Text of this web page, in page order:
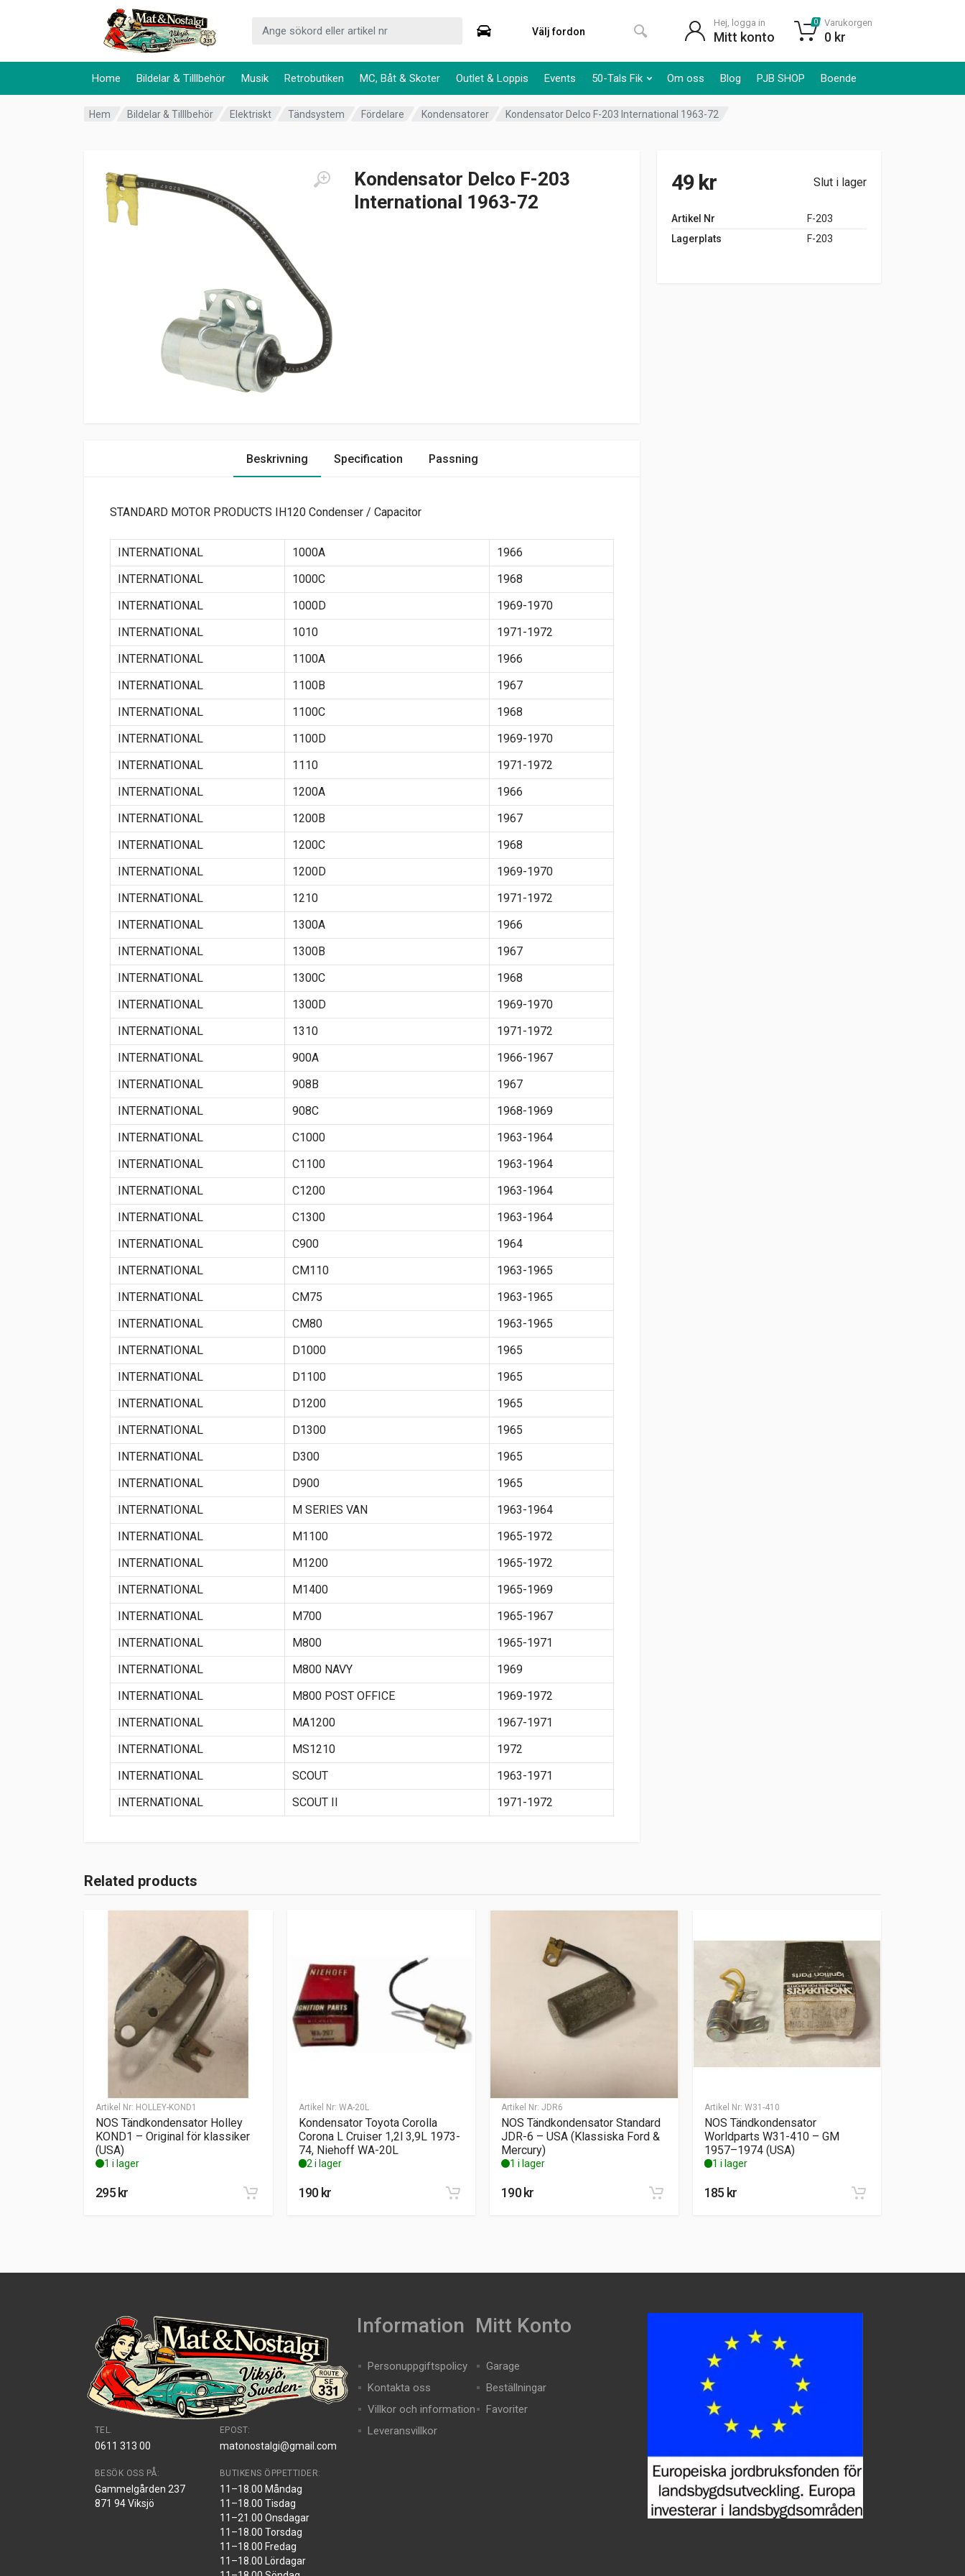
Home Bildelar & Tilllbehör Musik Retrobutiken MC, Båt & Skoter Outlet & Loppis Events 50-Tals Fik Om oss Blog PJB SHOP Boende
Välj fordon
Hej, logga in
Mitt konto
0 Varukorgen
0 kr
Hem Bildelar & Tilllbehör Elektriskt Tändsystem Fördelare Kondensatorer Kondensator Delco F-203 International 1963-72
Kondensator Delco F-203
International 1963-72
49 kr Slut i lager
Artikel Nr
F-203
Lagerplats
F-203
Beskrivning Specification Passning
STANDARD MOTOR PRODUCTS IH120 Condenser / Capacitor
INTERNATIONAL 1000A
1966
INTERNATIONAL
1000C
1968
INTERNATIONAL
1000D
1969-1970
INTERNATIONAL
1010
1971-1972
INTERNATIONAL
1100A
1966
INTERNATIONAL
1100B
1967
INTERNATIONAL
1100C
1968
INTERNATIONAL
1100D
1969-1970
INTERNATIONAL
1110
1971-1972
INTERNATIONAL
1200A
1966
INTERNATIONAL
1200B
1967
INTERNATIONAL
1200C
1968
INTERNATIONAL
1200D
1969-1970
INTERNATIONAL
1210
1971-1972
INTERNATIONAL
1300A
1966
INTERNATIONAL
1300B
1967
INTERNATIONAL
1300C
1968
INTERNATIONAL
1300D
1969-1970
INTERNATIONAL
1310
1971-1972
INTERNATIONAL
900A
1966-1967
INTERNATIONAL
908B
1967
INTERNATIONAL
908C
1968-1969
INTERNATIONAL
C1000
1963-1964
INTERNATIONAL
C1100
1963-1964
INTERNATIONAL
C1200
1963-1964
INTERNATIONAL
C1300
1963-1964
INTERNATIONAL
C900
1964
INTERNATIONAL
CM110
1963-1965
INTERNATIONAL
CM75
1963-1965
INTERNATIONAL
CM80
1963-1965
INTERNATIONAL
D1000
1965
INTERNATIONAL
D1100
1965
INTERNATIONAL
D1200
1965
INTERNATIONAL
D1300
1965
INTERNATIONAL
D300
1965
INTERNATIONAL
D900
1965
INTERNATIONAL
M SERIES VAN
1963-1964
INTERNATIONAL
M1100
1965-1972
INTERNATIONAL
M1200
1965-1972
INTERNATIONAL
M1400
1965-1969
INTERNATIONAL
M700
1965-1967
INTERNATIONAL
M800
1965-1971
INTERNATIONAL
M800 NAVY
1969
INTERNATIONAL
M800 POST OFFICE
1969-1972
INTERNATIONAL
MA1200
1967-1971
INTERNATIONAL
MS1210
1972
INTERNATIONAL
SCOUT
1963-1971
INTERNATIONAL
SCOUT II 1971-1972
Related products
Artikel Nr: HOLLEY-KOND1
NOS Tändkondensator Holley
KOND1 – Original för klassiker
(USA)
1 i lager
295kr
Artikel Nr: WA-20L
Kondensator Toyota Corolla
Corona L Cruiser 1,2l 3,9L 1973-
74, Niehoff WA-20L
2 i lager
190kr
Artikel Nr: JDR6
NOS Tändkondensator Standard
JDR-6 – USA (Klassiska Ford &
Mercury)
1 i lager
190kr
Artikel Nr: W31-410
NOS Tändkondensator
Worldparts W31-410 – GM
1957–1974 (USA)
1 i lager
185 kr
TEL.
0611 313 00
EPOST:
matonostalgi@gmail.com
BESÖK OSS PÅ:
Gammelgården 237
871 94 Viksjö
BUTIKENS ÖPPETTIDER:
11–18.00 Måndag
11–18.00 Tisdag
11–21.00 Onsdagar
11–18.00 Torsdag
11–18.00 Fredag
11–18.00 Lördagar
Information
Personuppgiftspolicy
Kontakta oss
Villkor och information
Leveransvillkor
Mitt Konto
Garage
Beställningar
Favoriter